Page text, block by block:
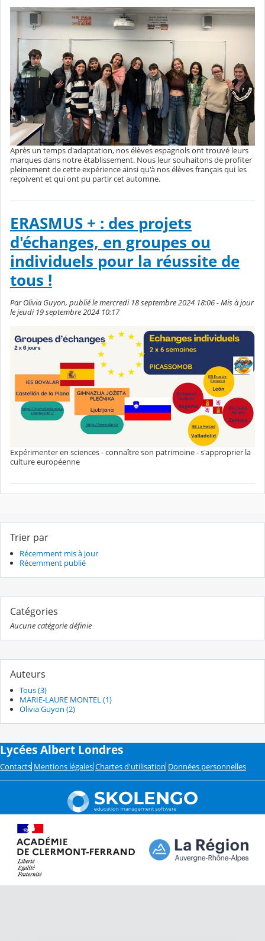
Après un temps d'adaptation, nos élèves espagnols ont trouvé leurs
marques dans notre établissement. Nous leur souhaitons de profiter
pleinement de cette expérience ainsi qu'à nos élèves français qui les
reçoivent et qui ont pu partir cet automne.
ERASMUS + : des projets
d'échanges, en groupes ou
individuels pour la réussite de
tous !
Par Olivia Guyon, publié le mercredi 18 septembre 2024 18:06 - Mis à jour
le jeudi 19 septembre 2024 10:17
Expérimenter en sciences - connaître son patrimoine - s'approprier la
culture européenne
Trier par
Récemment mis à jour
Récemment publié
Catégories
Aucune catégorie définie
Auteurs
Tous (3)
MARIE-LAURE MONTEL (1)
Olivia Guyon (2)
Lycées Albert Londres
Contacts Mentions légales Chartes d'utilisation Données personnelles